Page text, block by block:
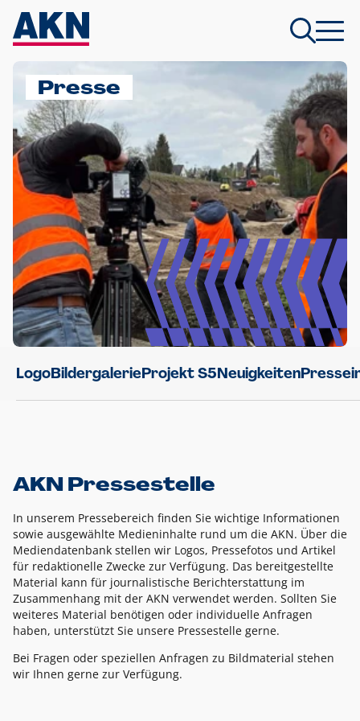
Presse
LogoBildergalerieProjekt S5Neuigkeiten
AKN Pressestelle
In unserem Pressebereich finden Sie wichtige Informationen
sowie ausgewählte Medieninhalte rund um die AKN. Über die
Mediendatenbank stellen wir Logos, Pressefotos und Artikel
für redaktionelle Zwecke zur Verfügung. Das bereitgestellte
Material kann für journalistische Berichterstattung im
Zusammenhang mit der AKN verwendet werden. Sollten Sie
weiteres Material benötigen oder individuelle Anfragen
haben, unterstützt Sie unsere Pressestelle gerne.
Bei Fragen oder speziellen Anfragen zu Bildmaterial stehen
wir Ihnen gerne zur Verfügung.